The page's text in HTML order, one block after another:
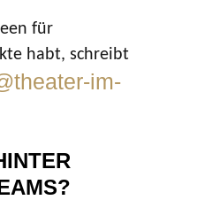
für
habt, schreibt
im-